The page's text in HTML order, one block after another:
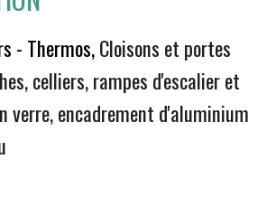
- Thermos,Cloisons et portes
celliers, rampes d'escalier et
verre, encadrement d'aluminium